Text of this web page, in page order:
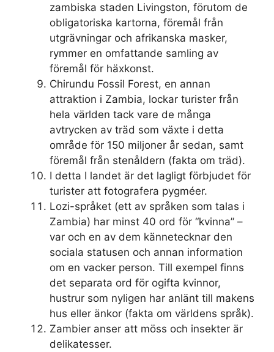
zambiska staden Livingston, förutom de
obligatoriska kartorna, föremål från
utgrävningar och afrikanska masker,
rymmer en omfattande samling av
föremål för häxkonst.
Chirundu Fossil Forest, en annan
attraktion i Zambia, lockar turister från
hela världen tack vare de många
avtrycken av träd som växte i detta
område för 150 miljoner år sedan, samt
föremål från stenåldern (fakta om träd).
I detta I landet är det lagligt förbjudet för
turister att fotografera pygméer.
Lozi-språket (ett av språken som talas i
Zambia) har minst 40 ord för “kvinna” –
var och en av dem kännetecknar den
sociala statusen och annan information
om en vacker person. Till exempel finns
det separata ord för ogifta kvinnor,
hustrur som nyligen har anlänt till makens
hus eller änkor (fakta om världens språk).
Zambier anser att möss och insekter är
delikatesser.